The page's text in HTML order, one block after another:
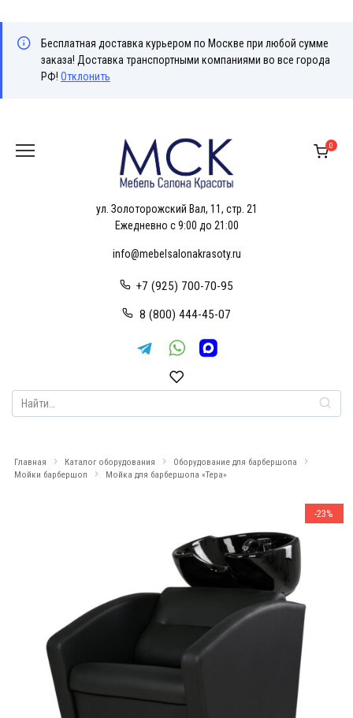
Бесплатная доставка курьером по Москве при любой сумме
заказа! Доставка транспортными компаниями во все города
РФ! Отклонить
содержанию
ул. Золоторожский Вал, 11, стр. 21
Ежедневно с 9:00 до 21:00
info@mebelsalonakrasoty.ru
+7 (925) 700-70-95
8 (800) 444-45-07
0
Search
for:
Главная Каталог оборудования
Оборудование для барбершопа
Мойки барбершоп
Мойка для барбершопа «Тера»
-23%